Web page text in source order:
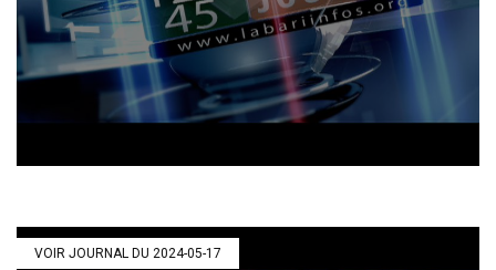
VOIR JOURNAL DU 2024-05-17